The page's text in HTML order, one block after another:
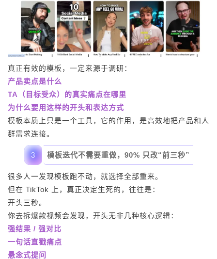
真正有效的模板，一定来源于调研：
产品卖点是什么
TA（目标受众）的真实痛点在哪里
为什么要用这样的开头和表达方式
模板本质上只是一个工具，它的作用，是高效地把产品和人
群需求连接。
3 模板迭代不需要重做，90% 只改“前三秒”
很多人一发现模板跑不动，就选择全部重来。
但在 TikTok 上，真正决定生死的，往往是：
开头三秒。
你去拆爆款视频会发现，开头无非几种核心逻辑：
强结果 / 强对比
一句话直戳痛点
悬念式提问